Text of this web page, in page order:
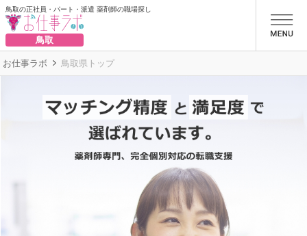
鳥取の正社員・パート・派遣 薬剤師の職場探し
鳥取
お仕事ラボ 鳥取県トップ